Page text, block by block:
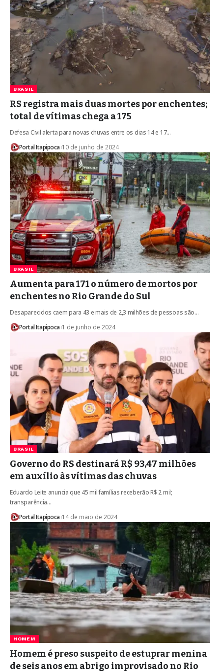
BRASIL
RS registra mais duas mortes por enchentes;
total de vítimas chega a 175
Defesa Civil alerta para novas chuvas entre os dias 14 e 17…
Portal Itapipoca 10 de junho de 2024
BRASIL
Aumenta para 171 o número de mortos por
enchentes no Rio Grande do Sul
Desaparecidos caem para 43 e mais de 2,3 milhões de pessoas são…
Portal Itapipoca 1 de junho de 2024
BRASIL
Governo do RS destinará R$ 93,47 milhões
em auxílio às vítimas das chuvas
Eduardo Leite anuncia que 45 mil famílias receberão R$ 2 mil;
transparência…
Portal Itapipoca 14 de maio de 2024
HOMEM
Homem é preso suspeito de estuprar menina
de seis anos em abrigo improvisado no Rio